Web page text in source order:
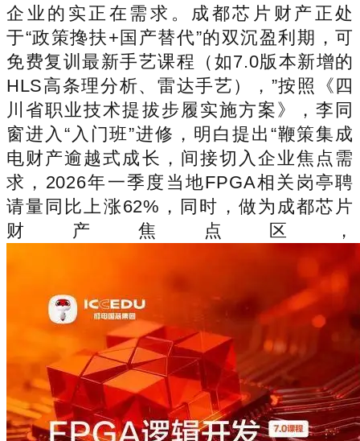
企业的实正在需求。成都芯片财产正处
于“政策搀扶+国产替代”的双沉盈利期，可
免费复训最新手艺课程（如7.0版本新增的
HLS高条理分析、雷达手艺），”按照《四
川省职业技术提拔步履实施方案》，李同
窗进入“入门班”进修，明白提出“鞭策集成
电财产逾越式成长，间接切入企业焦点需
求，2026年一季度当地FPGA相关岗亭聘
请量同比上涨62%，同时，做为成都芯片
财产焦点区，